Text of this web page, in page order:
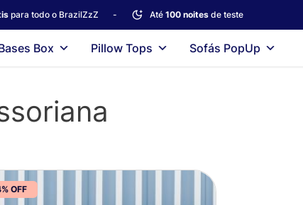
para todo o BrazilZzZ - Até 100 noitesde teste
Box Pillow Tops Sofás PopUp
OFF